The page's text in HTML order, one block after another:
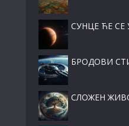
СУНЦЕ ЋЕ
БРОДОВИ
СЛОЖЕН